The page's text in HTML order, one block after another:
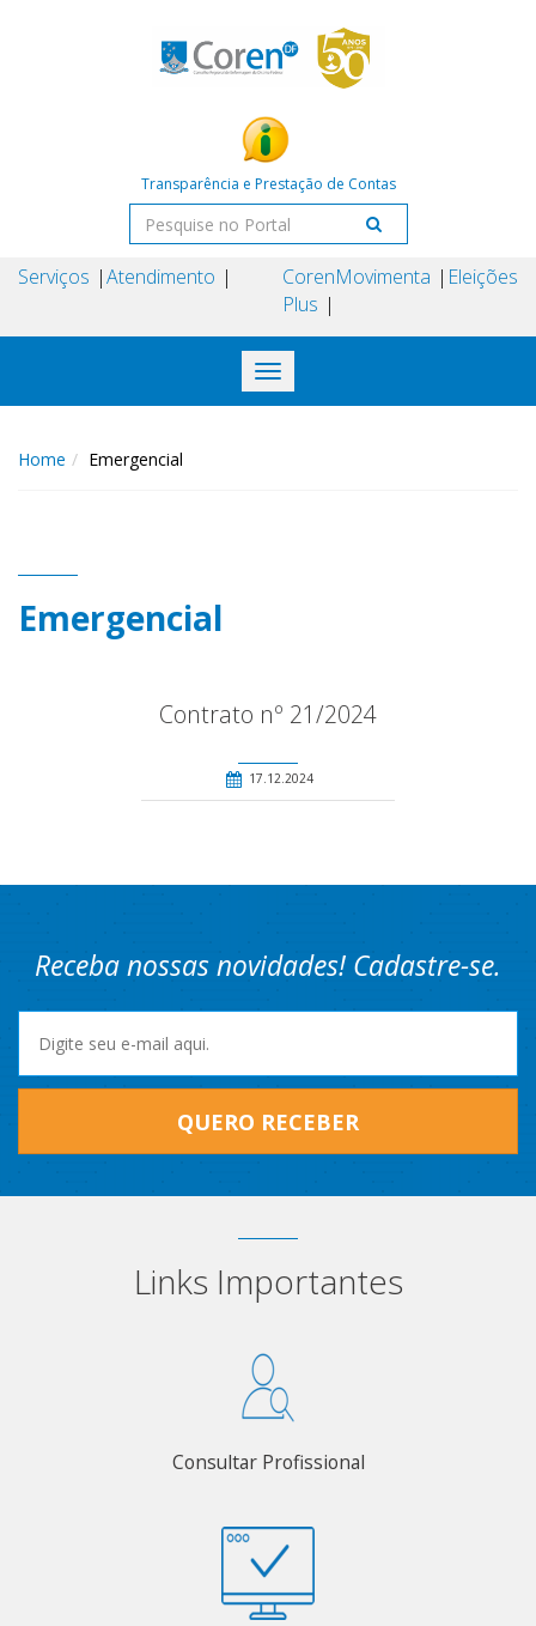
Transparência e Prestação de Contas
Serviços Atendimento
Coren
Plus
Movimenta Eleições
Toggle
navigation
Home Emergencial
Emergencial
Contrato nº 21/2024
17.12.2024
Receba nossas novidades! Cadastre-se.
QUERO RECEBER
Links Importantes
Consultar Profissional